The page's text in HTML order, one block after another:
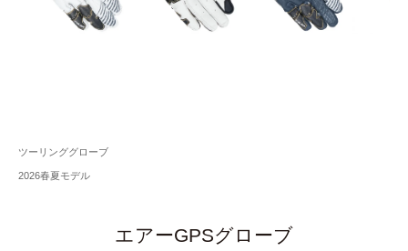
ツーリンググローブ
2026春夏モデル
エアーGPSグローブ